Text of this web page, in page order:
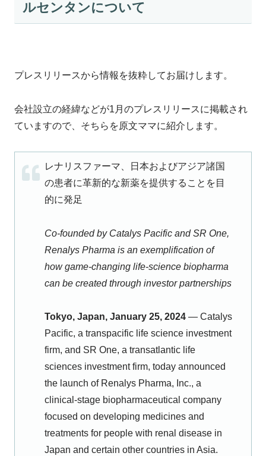
ルセンタンについて
プレスリリースから情報を抜粋してお届けします。
会社設立の経緯などが1月のプレスリリースに掲載され
ていますので、そちらを原文ママに紹介します。
レナリスファーマ、日本およびアジア諸国
の患者に革新的な新薬を提供することを目
的に発足
Co-founded by Catalys Pacific and SR One,
Renalys Pharma is an exemplification of
how game-changing life-science biopharma
can be created through investor partnerships
Tokyo, Japan, January 25, 2024 — Catalys
Pacific, a transpacific life science investment
firm, and SR One, a transatlantic life
sciences investment firm, today announced
the launch of Renalys Pharma, Inc., a
clinical-stage biopharmaceutical company
focused on developing medicines and
treatments for people with renal disease in
Japan and certain other countries in Asia.